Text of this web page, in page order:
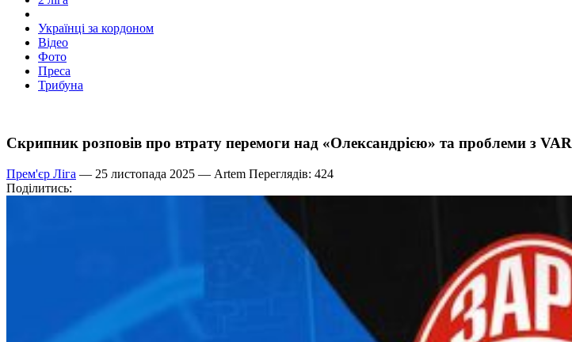
Українці за кордоном
Відео
Фото
Преса
Трибуна
Скрипник розповів про втрату перемоги над «Олександрією» та проблеми з VAR
Прем'єр Ліга — 25 листопада 2025 — Artem Переглядів: 424
Поділитись: